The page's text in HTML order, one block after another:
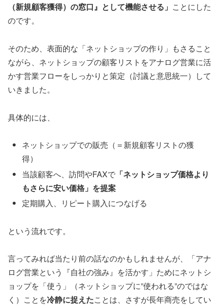
（新規顧客獲得）の窓口』として機能させる」 ことにした
のです。
そのため、表面的な「ネットショップの作り」もさること
ながら、ネットショップの顧客リストをアナログ営業に活
かす営業フローをしっかりと策定（討議と意思統一）して
いきました。
具体的には、
ネットショップでの販売（＝新規顧客リストの獲
得）
当該顧客へ、訪問やFAXで 「ネットショップ価格より
もさらに安い価格」を提案
定期購入、リピート購入につなげる
という流れです。
言ってみれば当たり前の話なのかもしれませんが、「アナ
ログ営業という『自社の強み』を活かす」ためにネットシ
ョップを「使う」（ネットショップに”使われる”のではな
く）ことを冷静に捉えたことは、さすが長年商売をしてい